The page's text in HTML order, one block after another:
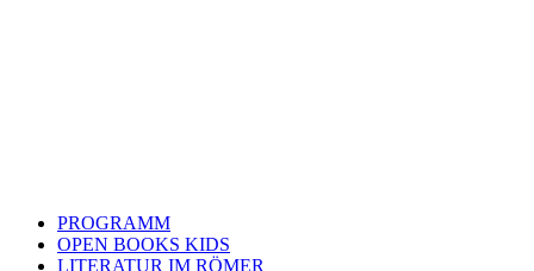
PROGRAMM
OPEN BOOKS KIDS
LITERATUR IM RÖMER